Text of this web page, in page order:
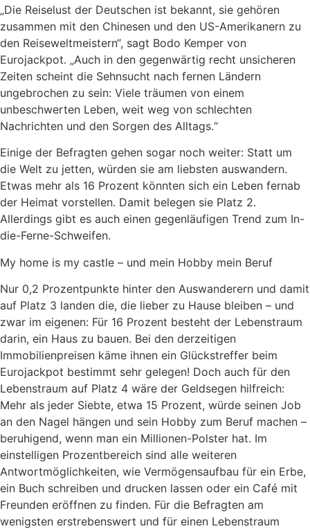
„Die Reiselust der Deutschen ist bekannt, sie gehören
zusammen mit den Chinesen und den US-Amerikanern zu
den Reiseweltmeistern“, sagt Bodo Kemper von
Eurojackpot. „Auch in den gegenwärtig recht unsicheren
Zeiten scheint die Sehnsucht nach fernen Ländern
ungebrochen zu sein: Viele träumen von einem
unbeschwerten Leben, weit weg von schlechten
Nachrichten und den Sorgen des Alltags.“
Einige der Befragten gehen sogar noch weiter: Statt um
die Welt zu jetten, würden sie am liebsten auswandern.
Etwas mehr als 16 Prozent könnten sich ein Leben fernab
der Heimat vorstellen. Damit belegen sie Platz 2.
Allerdings gibt es auch einen gegenläufigen Trend zum In-
die-Ferne-Schweifen.
My home is my castle – und mein Hobby mein Beruf
Nur 0,2 Prozentpunkte hinter den Auswanderern und damit
auf Platz 3 landen die, die lieber zu Hause bleiben – und
zwar im eigenen: Für 16 Prozent besteht der Lebenstraum
darin, ein Haus zu bauen. Bei den derzeitigen
Immobilienpreisen käme ihnen ein Glückstreffer beim
Eurojackpot bestimmt sehr gelegen! Doch auch für den
Lebenstraum auf Platz 4 wäre der Geldsegen hilfreich:
Mehr als jeder Siebte, etwa 15 Prozent, würde seinen Job
an den Nagel hängen und sein Hobby zum Beruf machen –
beruhigend, wenn man ein Millionen-Polster hat. Im
einstelligen Prozentbereich sind alle weiteren
Antwortmöglichkeiten, wie Vermögensaufbau für ein Erbe,
ein Buch schreiben und drucken lassen oder ein Café mit
Freunden eröffnen zu finden. Für die Befragten am
wenigsten erstrebenswert und für einen Lebenstraum